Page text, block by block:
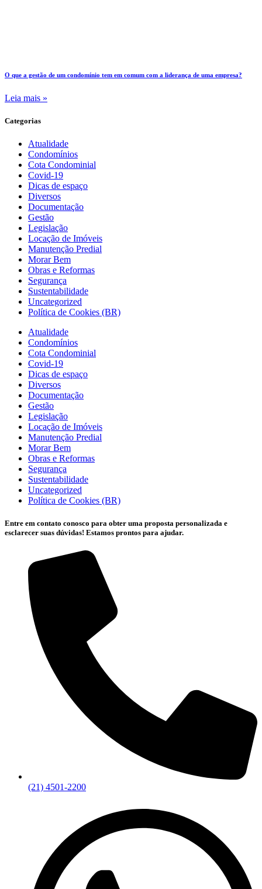
O que a gestão de um condomínio tem em comum com a liderança de uma empresa?
Leia mais »
Categorias
Atualidade
Condomínios
Cota Condominial
Covid-19
Dicas de espaço
Diversos
Documentação
Gestão
Legislação
Locação de Imóveis
Manutenção Predial
Morar Bem
Obras e Reformas
Segurança
Sustentabilidade
Uncategorized
Política de Cookies (BR)
Atualidade
Condomínios
Cota Condominial
Covid-19
Dicas de espaço
Diversos
Documentação
Gestão
Legislação
Locação de Imóveis
Manutenção Predial
Morar Bem
Obras e Reformas
Segurança
Sustentabilidade
Uncategorized
Política de Cookies (BR)
Entre em contato conosco para obter uma proposta personalizada e
esclarecer suas dúvidas! Estamos prontos para ajudar.
(21) 4501-2200